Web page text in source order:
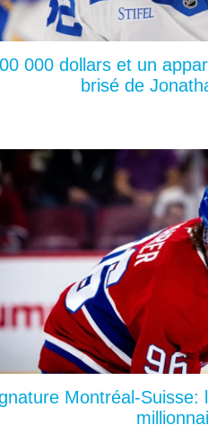
000 dollars et un
brisé de
Montréal-Suisse: